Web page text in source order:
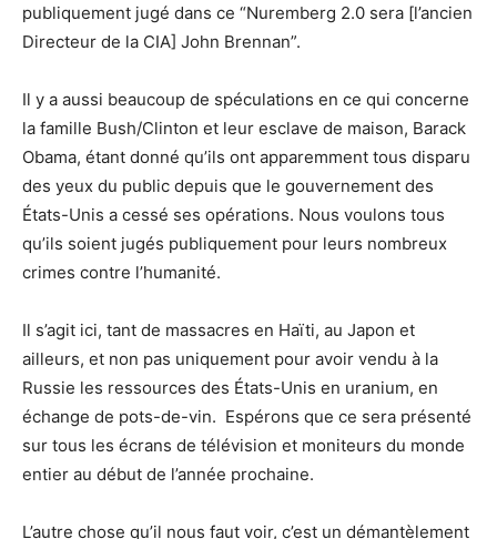
publiquement jugé dans ce “Nuremberg 2.0 sera [l’ancien
Directeur de la CIA] John Brennan”.
Il y a aussi beaucoup de spéculations en ce qui concerne
la famille Bush/Clinton et leur esclave de maison, Barack
Obama, étant donné qu’ils ont apparemment tous disparu
des yeux du public depuis que le gouvernement des
États-Unis a cessé ses opérations. Nous voulons tous
qu’ils soient jugés publiquement pour leurs nombreux
crimes contre l’humanité.
Il s’agit ici, tant de massacres en Haïti, au Japon et
ailleurs, et non pas uniquement pour avoir vendu à la
Russie les ressources des États-Unis en uranium, en
échange de pots-de-vin. Espérons que ce sera présenté
sur tous les écrans de télévision et moniteurs du monde
entier au début de l’année prochaine.
L’autre chose qu’il nous faut voir, c’est un démantèlement